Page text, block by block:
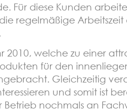
Für diese Kunden
regelmäßige
2010, welche zu einer
für den
Gleichzeitig
und somit ist
nochmals an